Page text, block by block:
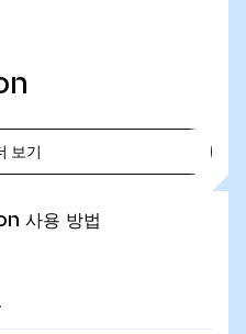
보기
사용 방법